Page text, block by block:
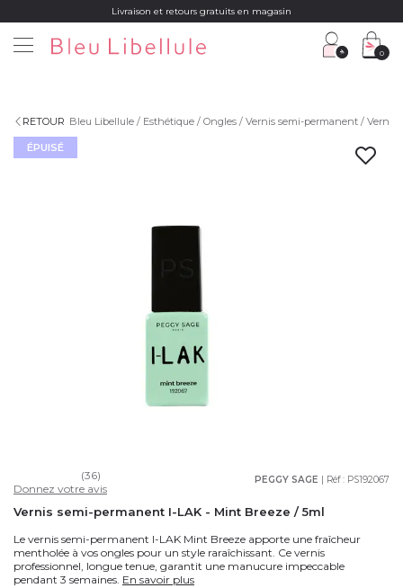
Livraison et retours gratuits en magasin
0
RETOUR Bleu Libellule Esthétique Ongles Vernis semi-permanent Vernis
ÉPUISÉ
PEGGY SAGE | Réf : PS192067
(36)
Donnez votre avis
Vernis semi-permanent I-LAK - Mint Breeze / 5ml
Le vernis semi-permanent I-LAK Mint Breeze apporte une fraîcheur
mentholée à vos ongles pour un style raraîchissant. Ce vernis
professionnel, longue tenue, garantit une manucure impeccable
pendant 3 semaines. En savoir plus